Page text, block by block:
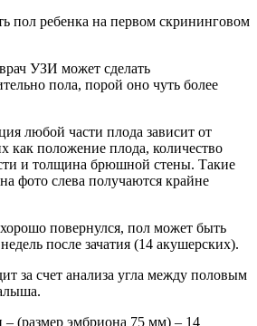
пол ребенка на первом скрининговом
УЗИ может сделать
пола, порой оно чуть более
любой части плода зависит от
как положение плода, количество
и толщина брюшной стены. Такие
фото слева получаются крайне
повернулся, пол может быть
после зачатия (14 акушерских).
за счет анализа угла между половым
(размер эмбриона 75 мм) – 14